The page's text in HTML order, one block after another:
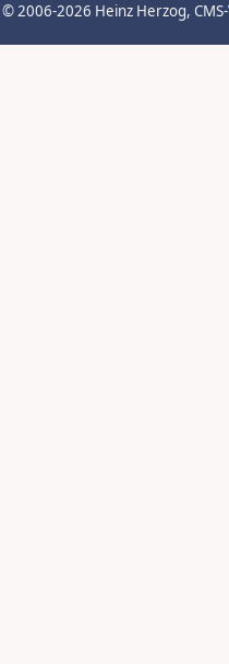
© 2006-2026 Heinz Herzog,